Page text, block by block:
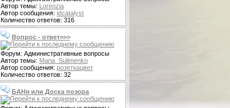
Автор темы: Lorenzia
Автор сообщения: idcatalyst
Количество ответов: 316
Вопрос - ответ>>>
Форум: Административные вопросы
Автор темы: Maria_Sulimenko
Автор сообщения: розеткацвет
Количество ответов: 32
БАНя или Доска позора